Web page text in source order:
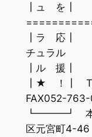
┃ュ を┃
┃ラ 応┃ 地
チュラル
┃ル 援┃
┃★ ！┃
FAX052-
┗━━━┛ 本
区元宮町4-46